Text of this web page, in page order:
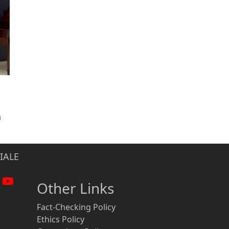
Other Links
Fact-Checking Policy
Ethics Policy